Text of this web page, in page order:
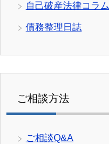
自己破産法律コラム
債務整理日誌
ご相談方法
ご相談Q&A